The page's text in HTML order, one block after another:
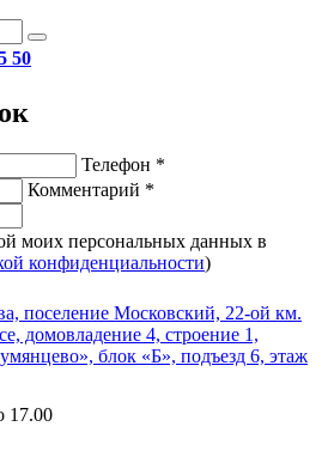
50
Телефон *
Комментарий *
моих персональных данных в
конфиденциальности)
поселение Московский, 22-ой км.
домовладение 4, строение 1,
блок «Б», подъезд 6, этаж
17.00